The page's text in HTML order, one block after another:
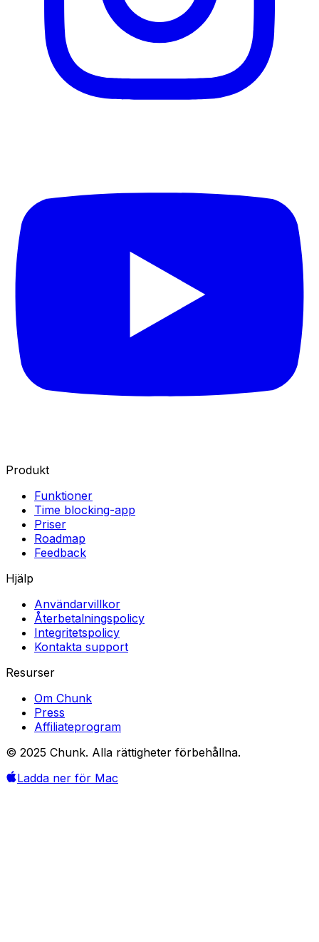
Produkt
Funktioner
Time blocking-app
Priser
Roadmap
Feedback
Hjälp
Användarvillkor
Återbetalningspolicy
Integritetspolicy
Kontakta support
Resurser
Om Chunk
Press
Affiliateprogram
© 2025 Chunk. Alla rättigheter förbehållna.
Ladda ner för Mac